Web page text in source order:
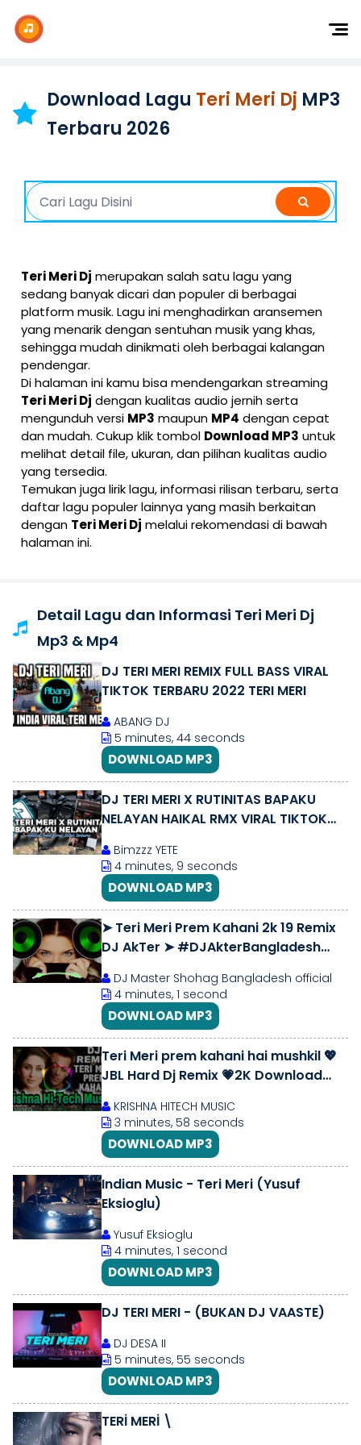
Dangdut
Barat
Download Lagu Teri Meri Dj MP3
Terbaru 2026
Teri Meri Dj merupakan salah satu lagu yang
sedang banyak dicari dan populer di berbagai
platform musik. Lagu ini menghadirkan aransemen
yang menarik dengan sentuhan musik yang khas,
sehingga mudah dinikmati oleh berbagai kalangan
pendengar.
Di halaman ini kamu bisa mendengarkan streaming
Teri Meri Dj dengan kualitas audio jernih serta
mengunduh versi MP3 maupun MP4 dengan cepat
dan mudah. Cukup klik tombol Download MP3 untuk
melihat detail file, ukuran, dan pilihan kualitas audio
yang tersedia.
Temukan juga lirik lagu, informasi rilisan terbaru, serta
daftar lagu populer lainnya yang masih berkaitan
dengan Teri Meri Dj melalui rekomendasi di bawah
halaman ini.
Detail Lagu dan Informasi Teri Meri Dj
Mp3 & Mp4
DJ TERI MERI REMIX FULL BASS VIRAL
TIKTOK TERBARU 2022 TERI MERI
ABANG DJ
5 minutes, 44 seconds
DOWNLOAD MP3
DJ TERI MERI X RUTINITAS BAPAKU
NELAYAN HAIKAL RMX VIRAL TIKTOK
Bimzzz YETE
4 minutes, 9 seconds
DOWNLOAD MP3
➤ Teri Meri Prem Kahani 2k 19 Remix
DJ AkTer ➤ #DJAkterBangladesh
forDJ Master Shohag Bangladesh official
4 minutes, 1 second
DOWNLOAD MP3
Teri Meri prem kahani hai mushkil 💖
JBL Hard Dj Remix 💗2K Download
KRISHNA HITECH MUSIC
3 minutes, 58 seconds
DOWNLOAD MP3
Indian Music - Teri Meri (Yusuf
Eksioglu)
Yusuf Eksioglu
4 minutes, 1 second
DOWNLOAD MP3
DJ TERI MERI - (BUKAN DJ VAASTE)
DJ DESA II
5 minutes, 55 seconds
DOWNLOAD MP3
TERİ MERİ \